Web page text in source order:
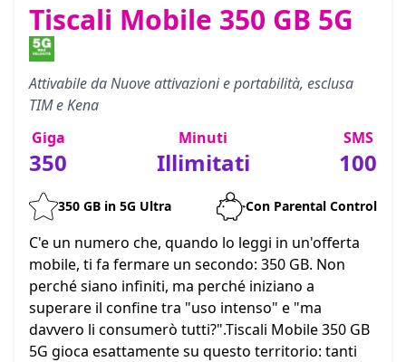
Tiscali Mobile 350 GB 5G
Attivabile da Nuove attivazioni e portabilità, esclusa
TIM e Kena
Giga
350
Minuti
Illimitati
SMS
100
350 GB in 5G Ultra Con Parental Control
C'e un numero che, quando lo leggi in un'offerta
mobile, ti fa fermare un secondo: 350 GB. Non
perché siano infiniti, ma perché iniziano a
superare il confine tra "uso intenso" e "ma
davvero li consumerò tutti?".Tiscali Mobile 350 GB
5G gioca esattamente su questo territorio: tanti